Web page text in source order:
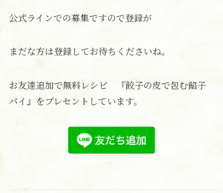
公式ラインでの募集ですので登録が
まだな方は登録してお待ちくださいね。
お友達追加で無料レシピ 『餃子の皮で包む餡子
パイ』をプレセントしています。